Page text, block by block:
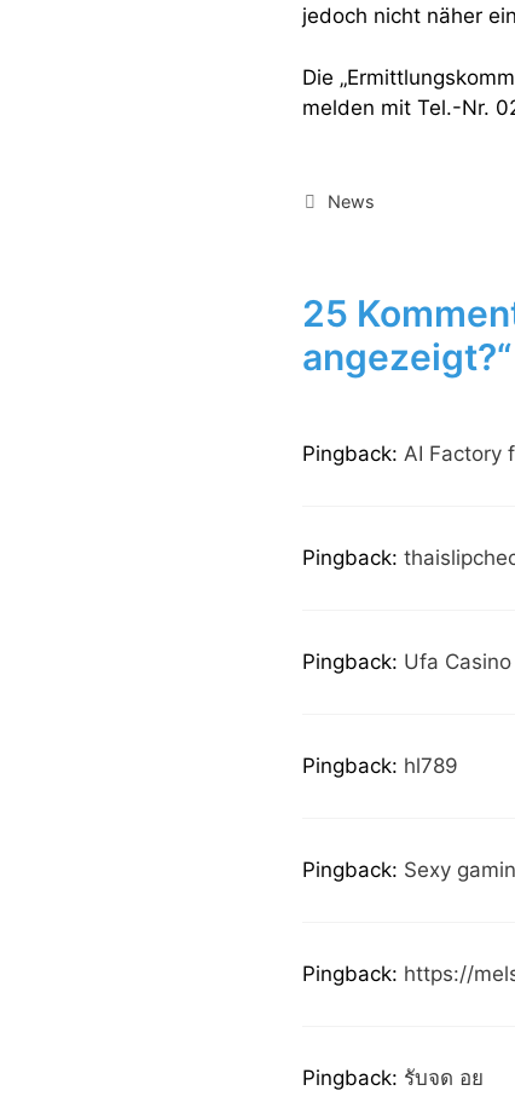
jedoch nicht näher
Die
melden mit Tel.-Nr.
Kategorien
News
25
angezeigt?“
Pingback: AI Factory
Pingback:
Pingback: Ufa
Pingback: hl789
Pingback: Sexy
Pingback: https://
Pingback: รับจด อย